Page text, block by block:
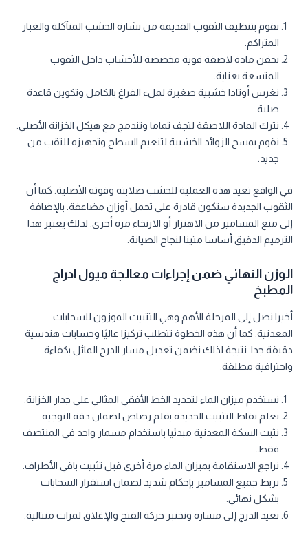
نقوم بتنظيف الثقوب القديمة من نشارة الخشب المتآكلة والغبار
المتراكم.
نحقن مادة لاصقة قوية مخصصة للأخشاب داخل الثقوب
المتسعة بعناية.
نغرس أوتادا خشبية صغيرة لملء الفراغ بالكامل وتكوين قاعدة
صلبة.
نترك المادة اللاصقة لتجف تماما وتندمج مع هيكل الخزانة الأصلي.
نقوم بمسح الزوائد الخشبية لتنعيم السطح وتجهيزه للثقب من
جديد.
في الواقع تعيد هذه العملية للخشب صلابته وقوته الأصلية. كما أن
الثقوب الجديدة ستكون قادرة على تحمل أوزان مضاعفة. بالإضافة
إلى منع المسامير من الاهتزاز أو الارتخاء مرة أخرى. لذلك يعتبر هذا
الترميم الدقيق أساسا متينا لنجاح الصيانة.
الوزن النهائي ضمن إجراءات معالجة ميول ادراج
المطبخ
أخيرا نصل إلى المرحلة الأهم وهي التثبيت الموزون للسحابات
المعدنية. كما أن هذه الخطوة تتطلب تركيزا عاليًا وحسابات هندسية
دقيقة جدا. نتيجة لذلك نضمن تعديل مسار الدرج المائل بكفاءة
واحترافية مطلقة.
نستخدم ميزان الماء لتحديد الخط الأفقي المثالي على جدار الخزانة.
نعلم نقاط التثبيت الجديدة بقلم رصاص لضمان دقة التوجيه.
نثبت السكة المعدنية مبدئيا باستخدام مسمار واحد في المنتصف
فقط.
نراجع الاستقامة بميزان الماء مرة أخرى قبل تثبيت باقي الأطراف.
نربط جميع المسامير بإحكام شديد لضمان استقرار السحابات
بشكل نهائي.
نعيد الدرج إلى مساره ونختبر حركة الفتح والإغلاق لمرات متتالية.